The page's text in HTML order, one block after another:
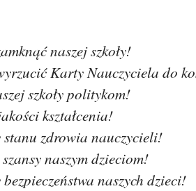
naszej szkoły!
Karty Nauczyciela do
szkoły politykom!
kształcenia!
stanu zdrowia nauczycieli!
naszym dzieciom!
naszych dzieci!